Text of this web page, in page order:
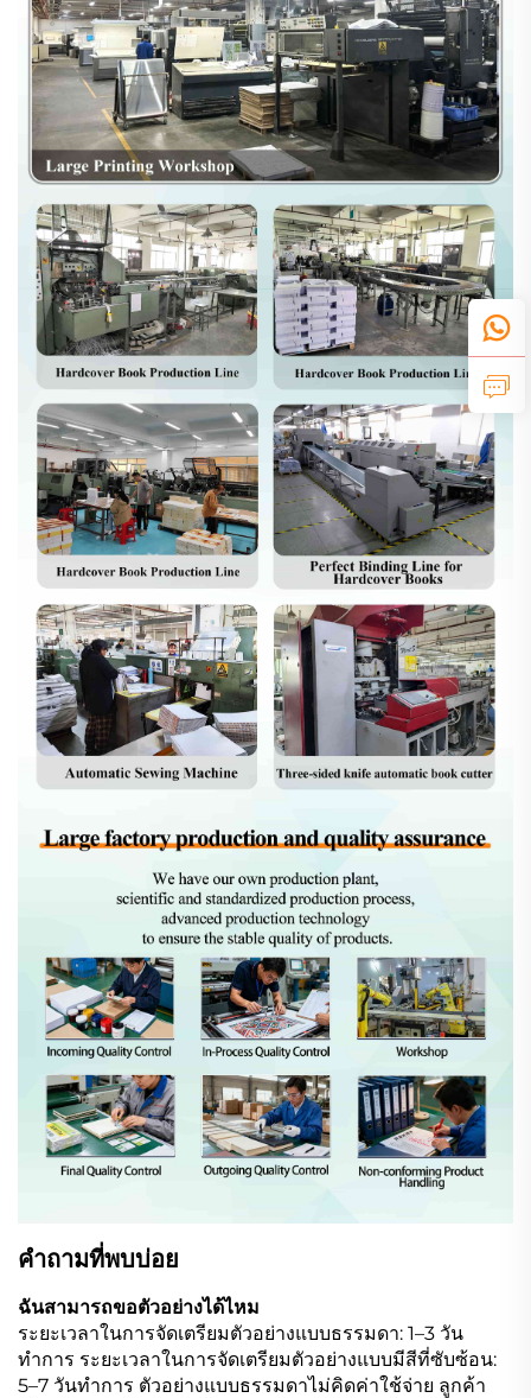
คำถามที่พบบ่อย
ฉันสามารถขอตัวอย่างได้ไหม
ระยะเวลาในการจัดเตรียมตัวอย่างแบบธรรมดา: 1–3 วัน
ทำการ ระยะเวลาในการจัดเตรียมตัวอย่างแบบมีสีที่ซับซ้อน:
5–7 วันทำการ ตัวอย่างแบบธรรมดาไม่คิดค่าใช้จ่าย ลูกค้า